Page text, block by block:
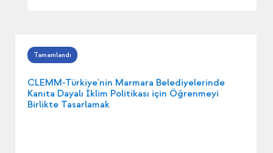
CLEMM-Türkiye'nin Marmara Belediyelerinde
Kanıta Dayalı İklim Politikası için Öğrenmeyi
Birlikte Tasarlamak